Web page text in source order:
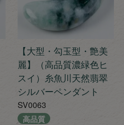
【大型・勾玉型・艶美
麗】（高品質濃緑色ヒ
スイ）糸魚川天然翡翠
シルバーペンダント
SV0063
高品質